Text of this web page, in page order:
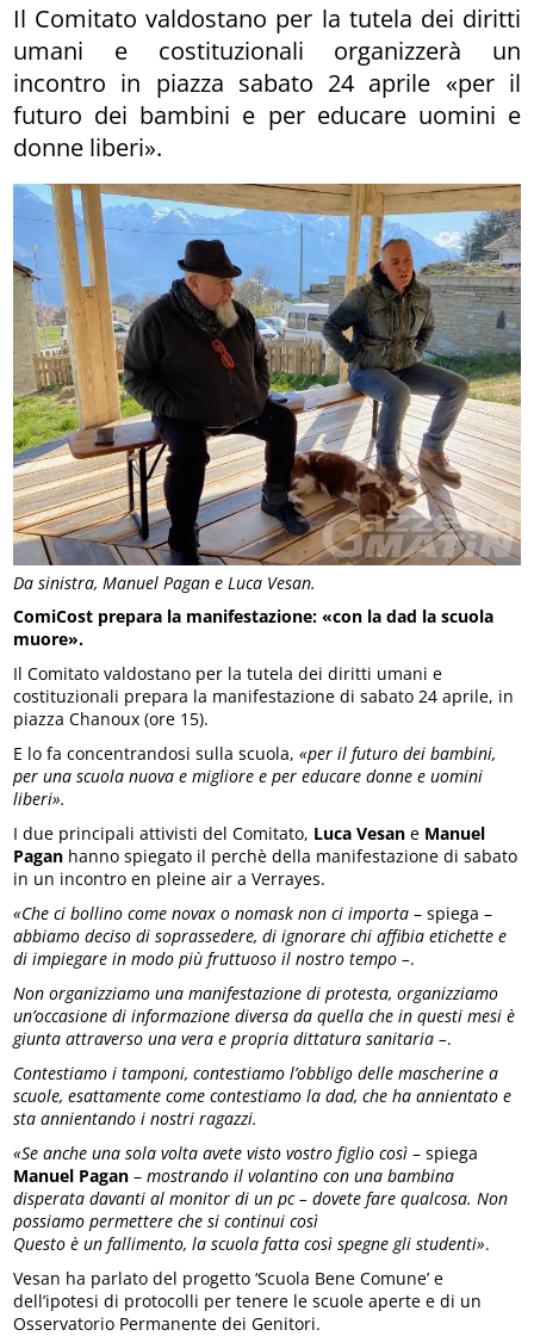
Da sinistra, Manuel Pagan e Luca Vesan.
Il Comitato valdostano per la tutela dei diritti
umani e costituzionali organizzerà un
incontro in piazza sabato 24 aprile «per il
futuro dei bambini e per educare uomini e
donne liberi».
ComiCost prepara la manifestazione: «con la dad la scuola
muore».
Il Comitato valdostano per la tutela dei diritti umani e
costituzionali prepara la manifestazione di sabato 24 aprile, in
piazza Chanoux (ore 15).
E lo fa concentrandosi sulla scuola,«per il futuro dei bambini,
per una scuola nuova e migliore e per educare donne e uomini
liberi».
I due principali attivisti del Comitato, Luca Vesan e Manuel
Pagan hanno spiegato il perchè della manifestazione di sabato
in un incontro en pleine air a Verrayes.
«Che ci bollino come novax o nomask non ci importa – spiega –
abbiamo deciso di soprassedere, di ignorare chi affibia etichette e
di impiegare in modo più fruttuoso il nostro tempo –.
Non organizziamo una manifestazione di protesta, organizziamo
un’occasione di informazione diversa da quella che in questi mesi è
giunta attraverso una vera e propria dittatura sanitaria –.
Contestiamo i tamponi, contestiamo l’obbligo delle mascherine a
scuole, esattamente come contestiamo la dad, che ha annientato e
sta annientando i nostri ragazzi.
«Se anche una sola volta avete visto vostro figlio così – spiega
Manuel Pagan –mostrando il volantino con una bambina
disperata davanti al monitor di un pc – dovete fare qualcosa. Non
possiamo permettere che si continui così
Questo è un fallimento, la scuola fatta così spegne gli studenti».
Vesan ha parlato del progetto ‘Scuola Bene Comune’ e
dell’ipotesi di protocolli per tenere le scuole aperte e di un
Osservatorio Permanente dei Genitori.